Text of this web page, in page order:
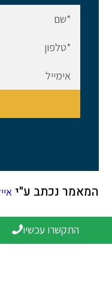
המאמר נכתב ע"י
התקשרו עכשיו